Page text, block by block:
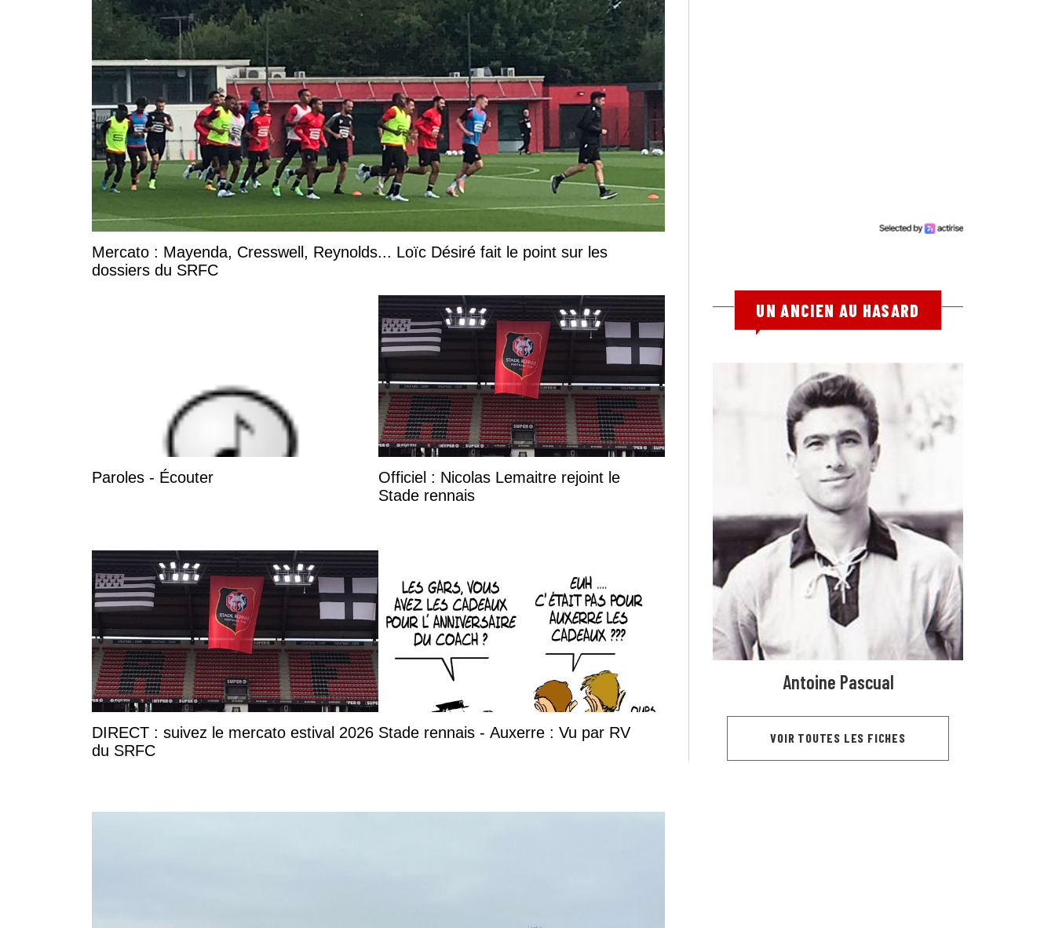
Mercato : Mayenda, Cresswell, Reynolds... Loïc Désiré fait le point sur les
dossiers du SRFC
Paroles - Écouter
Officiel : Nicolas Lemaitre rejoint le
Stade rennais
DIRECT : suivez le mercato estival 2026
du SRFC
Stade rennais - Auxerre : Vu par RV
UN ANCIEN AU HASARD
Antoine Pascual
VOIR TOUTES LES FICHES